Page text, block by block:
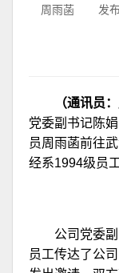
周雨菡
发
（通讯员
党委副书记陈
员周雨菡前往
经系1994级员
公司党委
员工传达了公